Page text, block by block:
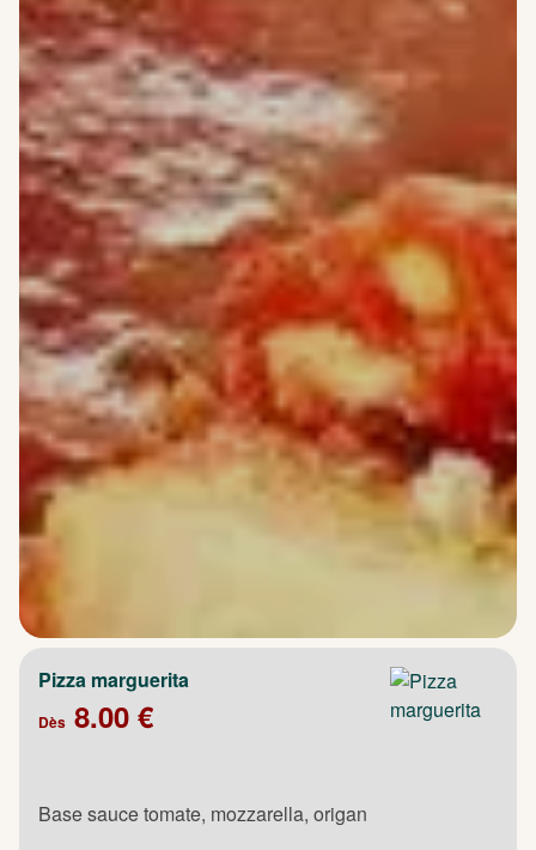
Pizza marguerita
Dès 8.00 €
Base sauce tomate, mozzarella, origan